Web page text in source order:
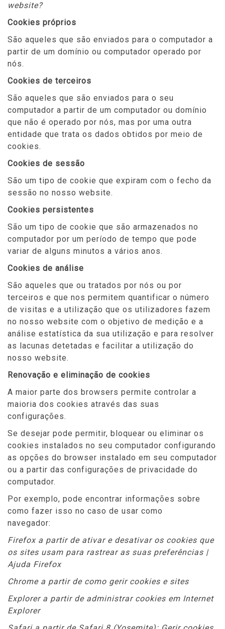
website?
Cookies próprios
São aqueles que são enviados para o computador a
partir de um domínio ou computador operado por
nós.
Cookies de terceiros
São aqueles que são enviados para o seu
computador a partir de um computador ou domínio
que não é operado por nós, mas por uma outra
entidade que trata os dados obtidos por meio de
cookies.
Cookies de sessão
São um tipo de cookie que expiram com o fecho da
sessão no nosso website.
Cookies persistentes
São um tipo de cookie que são armazenados no
computador por um período de tempo que pode
variar de alguns minutos a vários anos.
Cookies de análise
São aqueles que ou tratados por nós ou por
terceiros e que nos permitem quantificar o número
de visitas e a utilização que os utilizadores fazem
no nosso website com o objetivo de medição e a
análise estatística da sua utilização e para resolver
as lacunas detetadas e facilitar a utilização do
nosso website.
Renovação e eliminação de cookies
A maior parte dos browsers permite controlar a
maioria dos cookies através das suas
configurações.
Se desejar pode permitir, bloquear ou eliminar os
cookies instalados no seu computador configurando
as opções do browser instalado em seu computador
ou a partir das configurações de privacidade do
computador.
Por exemplo, pode encontrar informações sobre
como fazer isso no caso de usar como
navegador:
Firefox a partir de ativar e desativar os cookies que
os sites usam para rastrear as suas preferências |
Ajuda Firefox
Chrome a partir de como gerir cookies e sites
Explorer a partir de administrar cookies em Internet
Explorer